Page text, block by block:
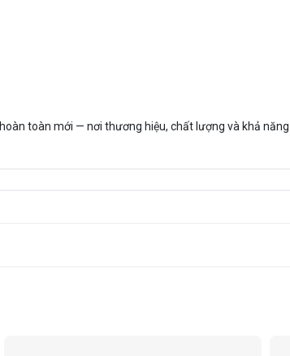
toàn mới — nơi thương hiệu, chất lượng và khả